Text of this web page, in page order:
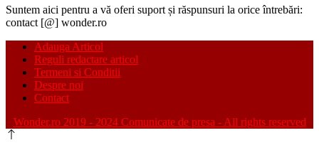
Suntem aici pentru a vă oferi suport și răspunsuri la orice întrebări:
contact [@] wonder.ro
Adauga Articol
Reguli redactare articol
Termeni si Conditii
Despre noi
Contact
Wonder.ro 2019 - 2024 Comunicate de presa - All rights reserved